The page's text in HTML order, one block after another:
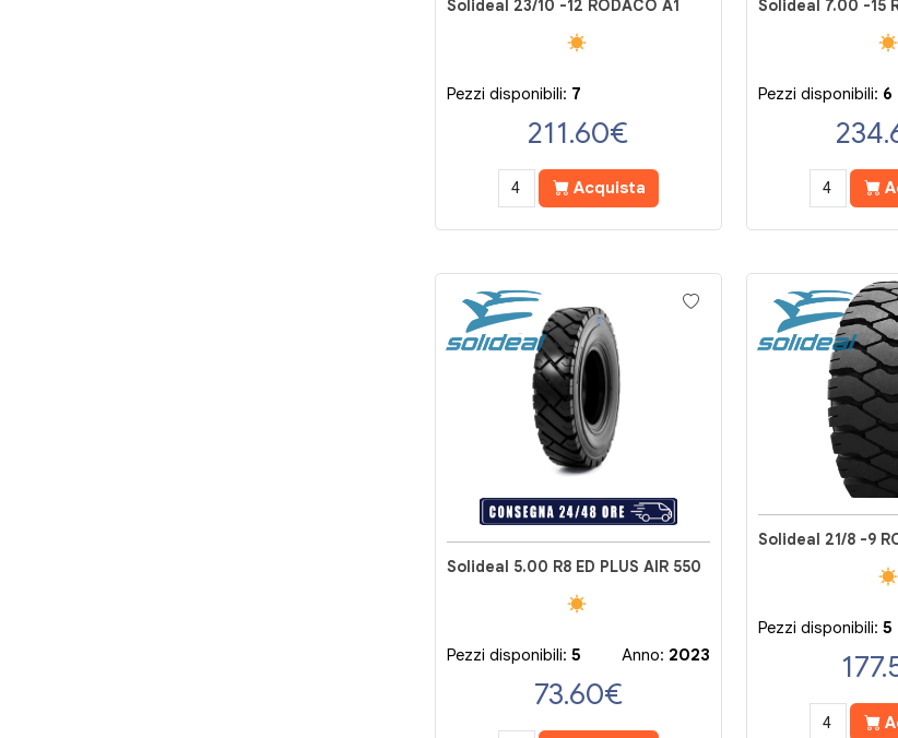
Solideal 23/10 -12 RODACO A1
Pezzi disponibili: 7
211.60€
Acquista
Solideal 7.00 -15
Pezzi disponibili: 6
Solideal 5.00 R8 ED PLUS AIR 550
Pezzi disponibili:5 Anno: 2023
73.60€
Solideal 21/8 -9
Pezzi disponibili:5